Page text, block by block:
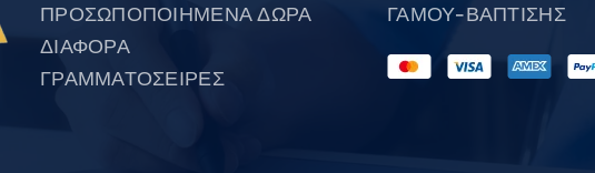
ΠΡΟΣΩΠΟΠΟΙΗΜΕΝΑ ΔΩΡΑ
ΔΙΑΦΟΡΑ
ΓΡΑΜΜΑΤΟΣΕΙΡΕΣ
ΓΑΜΟΥ-ΒΑΠΤΙΣΗΣ